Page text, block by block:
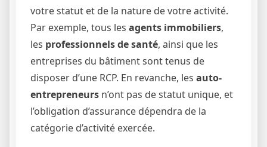
votre statut et de la nature de votre activité.
Par exemple, tous les agents immobiliers,
les professionnels de santé, ainsi que les
entreprises du bâtiment sont tenus de
disposer d’une RCP. En revanche, les auto-
entrepreneurs n’ont pas de statut unique, et
l’obligation d’assurance dépendra de la
catégorie d’activité exercée.